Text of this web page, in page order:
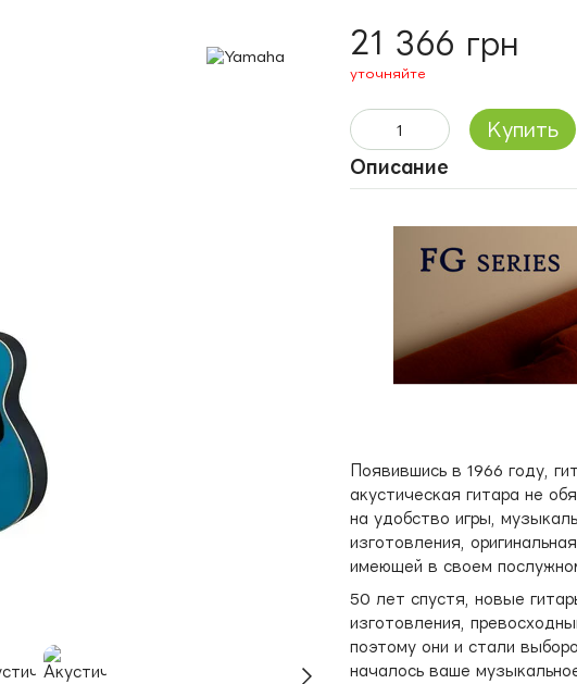
21 366 грн
уточняйте
Купить
Описание
Появившись в 1966 году,
акустическая гитара не
на удобство игры,
изготовления,
имеющей в своем
50 лет спустя, новые
изготовления,
поэтому они и стали
началось ваше